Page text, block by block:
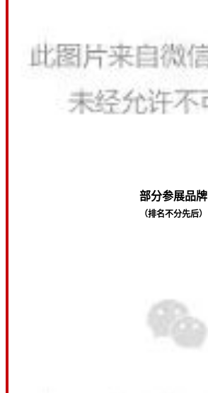
部分参展品牌
（排名不分先后）